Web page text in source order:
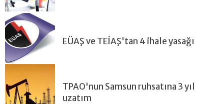
EÜAŞ ve TEİAŞ'tan 4 ihale yasağı
TPAO'nun Samsun ruhsatına 3 yıl
uzatım